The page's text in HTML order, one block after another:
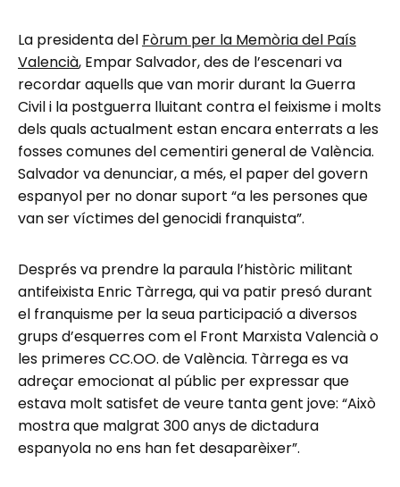
La presidenta del Fòrum per la Memòria del País
Valencià, Empar Salvador, des de l’escenari va
recordar aquells que van morir durant la Guerra
Civil i la postguerra lluitant contra el feixisme i molts
dels quals actualment estan encara enterrats a les
fosses comunes del cementiri general de València.
Salvador va denunciar, a més, el paper del govern
espanyol per no donar suport “a les persones que
van ser víctimes del genocidi franquista”.
Després va prendre la paraula l’històric militant
antifeixista Enric Tàrrega, qui va patir presó durant
el franquisme per la seua participació a diversos
grups d’esquerres com el Front Marxista Valencià o
les primeres CC.OO. de València. Tàrrega es va
adreçar emocionat al públic per expressar que
estava molt satisfet de veure tanta gent jove: “Això
mostra que malgrat 300 anys de dictadura
espanyola no ens han fet desaparèixer”.